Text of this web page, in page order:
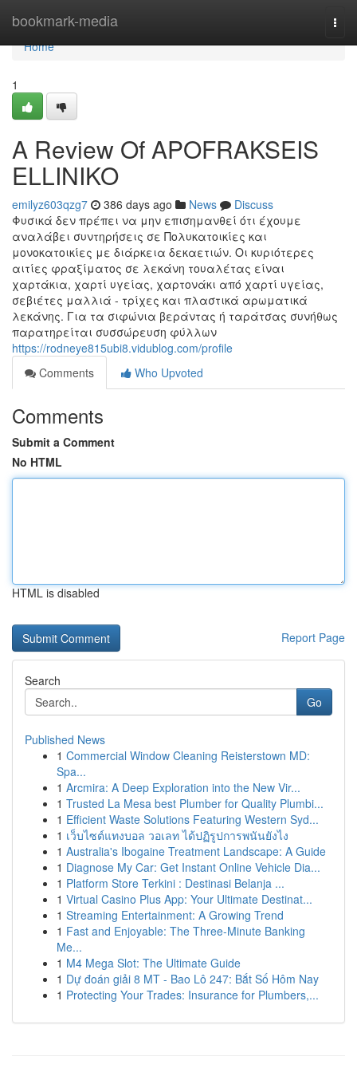
bookmark-media
Home
Home
1
A Review Of APOFRAKSEIS
ELLINIKO
emilyz603qzg7 386 days ago News
Discuss
Φυσικά δεν πρέπει να μην επισημανθεί ότι έχουμε
αναλάβει συντηρήσεις σε Πολυκατοικίες και
μονοκατοικίες με διάρκεια δεκαετιών. Οι κυριότερες
αιτίες φραξίματος σε λεκάνη τουαλέτας είναι
χαρτάκια, χαρτί υγείας, χαρτονάκι από χαρτί υγείας,
σεβιέτες μαλλιά - τρίχες και πλαστικά αρωματικά
λεκάνης. Για τα σιφώνια βεράντας ή ταράτσας συνήθως
παρατηρείται συσσώρευση φύλλων
https://rodneye815ubi8.vidublog.com/profile
Comments
Who Upvoted
Comments
Submit a Comment
No HTML
HTML is disabled
Report Page
Search
Go
Published News
1 Commercial Window Cleaning Reisterstown MD:
Spa...
1 Arcmira: A Deep Exploration into the New Vir...
1 Trusted La Mesa best Plumber for Quality Plumbi...
1 Efficient Waste Solutions Featuring Western Syd...
1 เว็บไซต์แทงบอล วอเลท ได้ปฏิรูปการพนันยังไง
1 Australia's Ibogaine Treatment Landscape: A Guide
1 Diagnose My Car: Get Instant Online Vehicle Dia...
1 Platform Store Terkini : Destinasi Belanja ...
1 Virtual Casino Plus App: Your Ultimate Destinat...
1 Streaming Entertainment: A Growing Trend
1 Fast and Enjoyable: The Three-Minute Banking
Me...
1 M4 Mega Slot: The Ultimate Guide
1 Dự đoán giải 8 MT - Bao Lô 247: Bắt Số Hôm Nay
1 Protecting Your Trades: Insurance for Plumbers,...